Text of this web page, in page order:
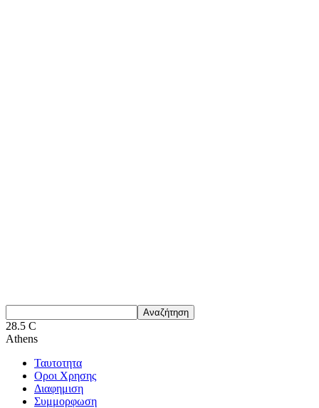
28.5 C
Athens
Ταυτοτητα
Οροι Χρησης
Διαφημιση
Συμμορφωση